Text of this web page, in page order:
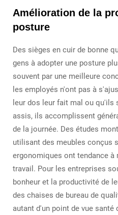
Amélioration de la
posture
Des sièges en cuir de bonne
gens à adopter une posture
souvent par une meilleure
les employés n'ont pas à
leur dos leur fait mal ou
assis, ils accomplissent
de la journée. Des études
utilisant des meubles conçus
ergonomiques ont tendance à
travail. Pour les entreprises
bonheur et la productivité de
des chaises de bureau de
autant d'un point de vue